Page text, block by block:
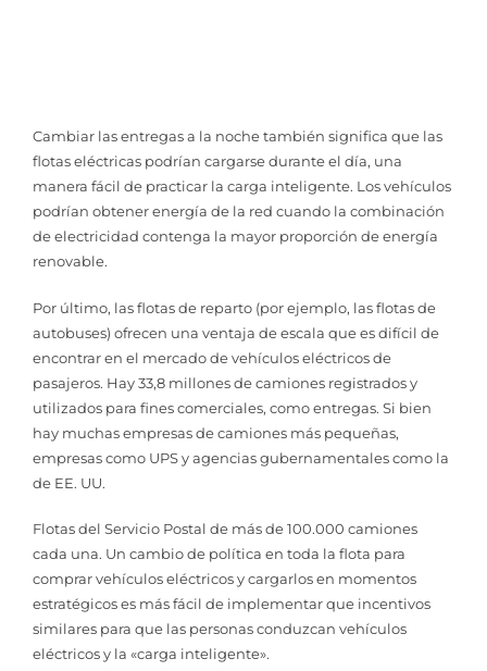
Cambiar las entregas a la noche también significa que las
flotas eléctricas podrían cargarse durante el día, una
manera fácil de practicar la carga inteligente. Los vehículos
podrían obtener energía de la red cuando la combinación
de electricidad contenga la mayor proporción de energía
renovable.
Por último, las flotas de reparto (por ejemplo, las flotas de
autobuses) ofrecen una ventaja de escala que es difícil de
encontrar en el mercado de vehículos eléctricos de
pasajeros. Hay 33,8 millones de camiones registrados y
utilizados para fines comerciales, como entregas. Si bien
hay muchas empresas de camiones más pequeñas,
empresas como UPS y agencias gubernamentales como la
de EE. UU.
Flotas del Servicio Postal de más de 100.000 camiones
cada una. Un cambio de política en toda la flota para
comprar vehículos eléctricos y cargarlos en momentos
estratégicos es más fácil de implementar que incentivos
similares para que las personas conduzcan vehículos
eléctricos y la «carga inteligente».